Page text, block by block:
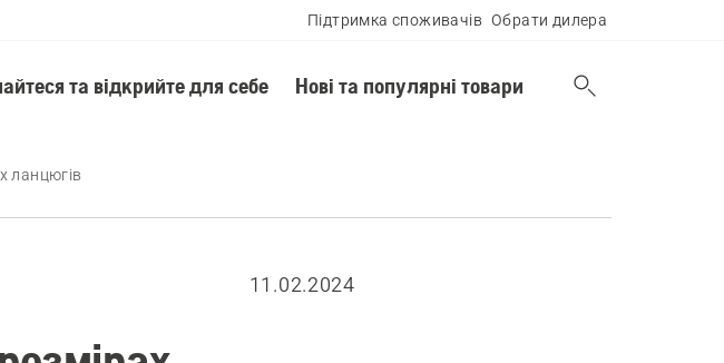
Підтримка споживачів Обрати дилера
та відкрийте для себе Нові та популярні товари
ланцюгів
11.02.2024